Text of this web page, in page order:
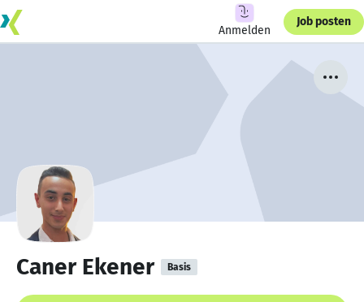
Anmelden
Job posten
Caner Ekener Basis